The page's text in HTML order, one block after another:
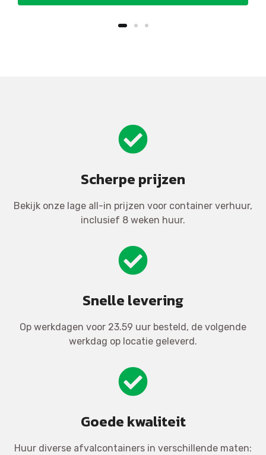
Scherpe prijzen
Bekijk onze lage all-in prijzen voor container verhuur,
inclusief 8 weken huur.
Snelle levering
Op werkdagen voor 23.59 uur besteld, de volgende
werkdag op locatie geleverd.
Goede kwaliteit
Huur diverse afvalcontainers in verschillende maten: